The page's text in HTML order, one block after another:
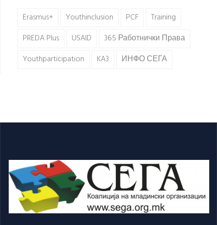
Erasmus+ Youthinclusion PCF
Training
PREDA Plus
USAID
365 Работнички Права
Youthparticipation
KA3 ИНФО СЕГА